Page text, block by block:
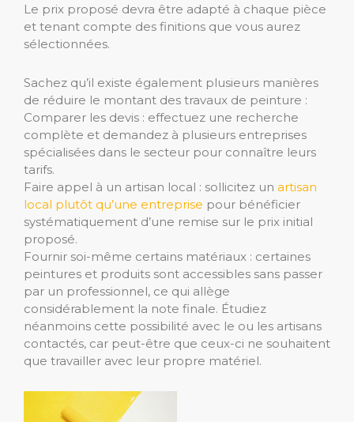
Le prix proposé devra être adapté à chaque pièce
et tenant compte des finitions que vous aurez
sélectionnées.
Sachez qu’il existe également plusieurs manières
de réduire le montant des travaux de peinture :
Comparer les devis : effectuez une recherche
complète et demandez à plusieurs entreprises
spécialisées dans le secteur pour connaître leurs
tarifs.
Faire appel à un artisan local : sollicitez un artisan
local plutôt qu’une entreprise pour bénéficier
systématiquement d’une remise sur le prix initial
proposé.
Fournir soi-même certains matériaux : certaines
peintures et produits sont accessibles sans passer
par un professionnel, ce qui allège
considérablement la note finale. Étudiez
néanmoins cette possibilité avec le ou les artisans
contactés, car peut-être que ceux-ci ne souhaitent
que travailler avec leur propre matériel.